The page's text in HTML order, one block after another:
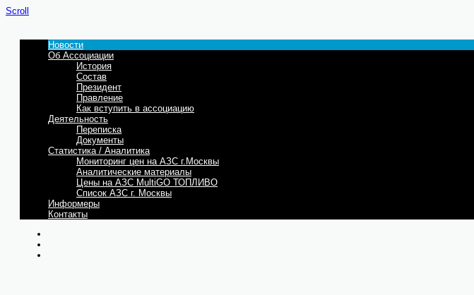
Scroll
Новости
Об Ассоциации
История
Состав
Президент
Правление
Как вступить в ассоциацию
Деятельность
Переписка
Документы
Статистика / Аналитика
Мониторинг цен на АЗС г.Москвы
Аналитические материалы
Цены на АЗС MultiGO ТОПЛИВО
Список АЗС г. Москвы
Информеры
Контакты